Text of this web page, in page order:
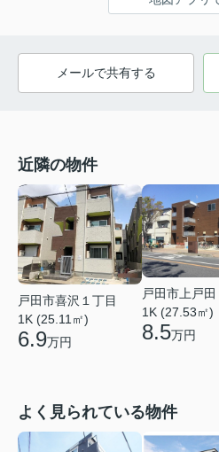
メールで共有する
近隣の物件
戸田市喜沢１丁目
1K (25.11㎡)
6.9万円
戸田市上戸田
1K (27.53㎡)
8.5万円
よく見られている物件